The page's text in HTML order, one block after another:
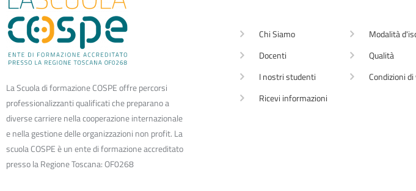
La Scuola di formazione COSPE offre percorsi
professionalizzanti qualificati che preparano a
diverse carriere nella cooperazione internazionale
e nella gestione delle organizzazioni non profit. La
scuola COSPE è un ente di formazione accreditato
presso la Regione Toscana: OF0268
Chi Siamo
Docenti
I nostri studenti
Ricevi informazioni
Modalità
Qualità
Condizioni